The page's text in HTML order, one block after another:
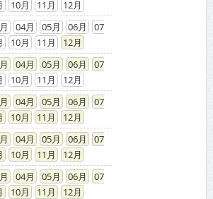
10 11
12
04 05 06
07
10 11
12
04 05 06
07
10 11
12
04 05 06
07
10 11
12
04 05 06
07
10 11
12
04 05 06
07
10 11
12